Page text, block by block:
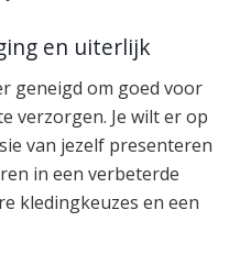
en uiterlijk
geneigd om goed voor
verzorgen. Je wilt er op
van jezelf presenteren
in een verbeterde
kledingkeuzes en een